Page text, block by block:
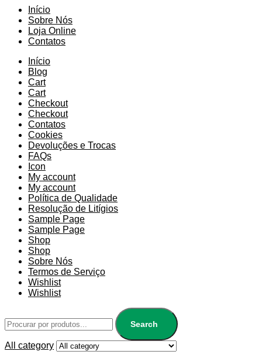
Início
Sobre Nós
Loja Online
Contatos
Início
Blog
Cart
Cart
Checkout
Checkout
Contatos
Cookies
Devoluções e Trocas
FAQs
Icon
My account
My account
Política de Qualidade
Resolução de Litígios
Sample Page
Sample Page
Shop
Shop
Sobre Nós
Termos de Serviço
Wishlist
Wishlist
Search
All category